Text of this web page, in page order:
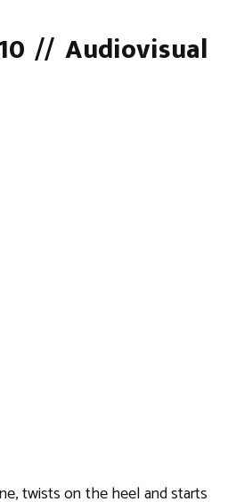
// Audiovisual
twists on the heel and starts